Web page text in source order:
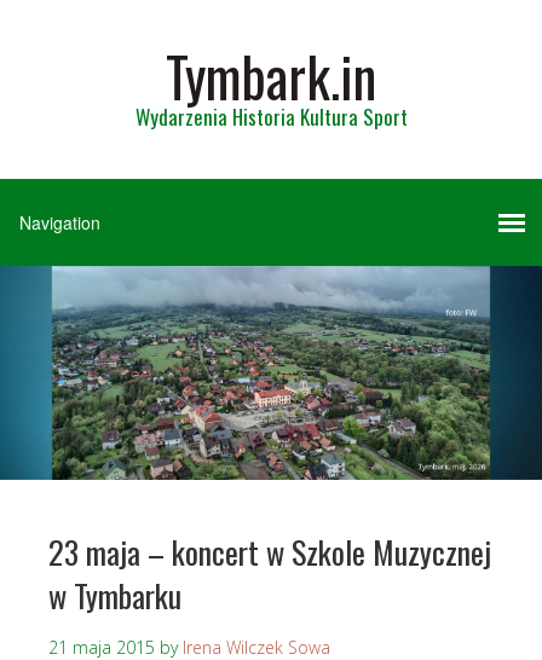
Tymbark.in
Wydarzenia Historia Kultura Sport
23 maja – koncert w Szkole Muzycznej
w Tymbarku
21 maja 2015 by Irena Wilczek Sowa